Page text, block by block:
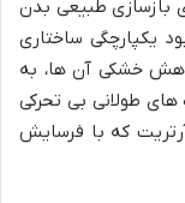
بازسازی طبیعی بدن
یکپارچگی ساختاری
خشکی آن ها، به
طولانی بی تحرکی
که با فرسایش